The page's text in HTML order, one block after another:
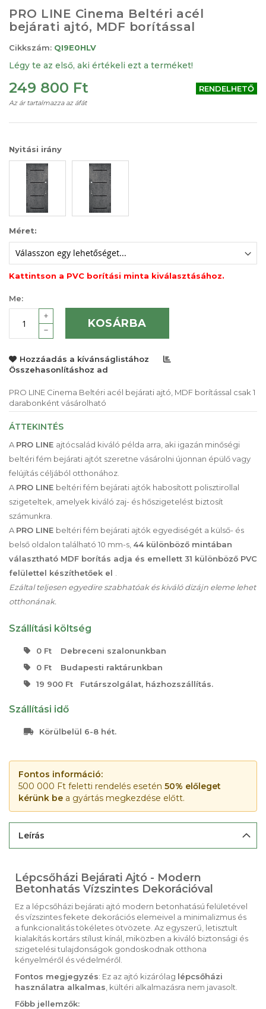
PRO LINE Cinema Beltéri acél
bejárati ajtó, MDF borítással
Cikkszám: QI9E0HLV
Légy te az első, aki értékeli ezt a terméket!
249 800 Ft
Az ár tartalmazza az áfát
RENDELHETŐ
Nyitási irány
Méret:
Kattintson a PVC borítási minta kiválasztásához.
Me:
KOSÁRBA
Hozzáadás a kívánságlistához
Összehasonlításhoz ad
PRO LINE Cinema Beltéri acél bejárati ajtó, MDF borítással csak 1
darabonként vásárolható
ÁTTEKINTÉS
A PRO LINE ajtócsalád kiváló példa arra, aki igazán minőségi
beltéri fém bejárati ajtót szeretne vásárolni újonnan épülő vagy
felújítás céljából otthonához.
A PRO LINE beltéri fém bejárati ajtók habosított polisztirollal
szigeteltek, amelyek kiváló zaj- és hőszigetelést biztosít
számunkra.
A PRO LINE beltéri fém bejárati ajtók egyediségét a külső- és
belső oldalon található 10 mm-s, 44 különböző mintában
választható MDF borítás adja és emellett 31 különböző PVC
felülettel készíthetőek el
Ezáltal teljesen egyedire szabhatóak és kiváló dizájn eleme lehet
otthonának.
Szállítási költség
0 Ft
Debreceni szalonunkban
0 Ft
Budapesti raktárunkban
19 900 Ft
Futárszolgálat, házhozszállítás.
Szállítási idő
Körülbelül 6-8 hét.
Fontos információ:
500 000 Ft feletti rendelés esetén 50% előleget
kérünk be a gyártás megkezdése előtt.
a
képgaléria
Leírás
Lépcsőházi Bejárati Ajtó - Modern
Betonhatás Vízszintes Dekorációval
Ez a lépcsőházi bejárati ajtó modern betonhatású felületével
és vízszintes fekete dekorációs elemeivel a minimalizmus és
a funkcionalitás tökéletes ötvözete. Az egyszerű, letisztult
kialakítás kortárs stílust kínál, miközben a kiváló biztonsági és
szigetelési tulajdonságok gondoskodnak otthona
kényelméről és védelméről.
Fontos megjegyzés: Ez az ajtó kizárólag lépcsőházi
használatra alkalmas , kültéri alkalmazásra nem javasolt.
Főbb jellemzők: